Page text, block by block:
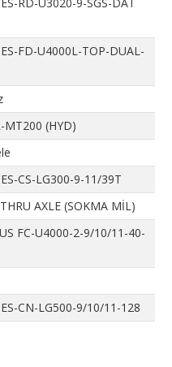
RD-U3020-9-SGS-DAT
FD-U4000L-TOP-DUAL-
MT200 (HYD)
CS-LG300-9-11/39T
AXLE (SOKMA MİL)
FC-U4000-2-9/10/11-40-
CN-LG500-9/10/11-128